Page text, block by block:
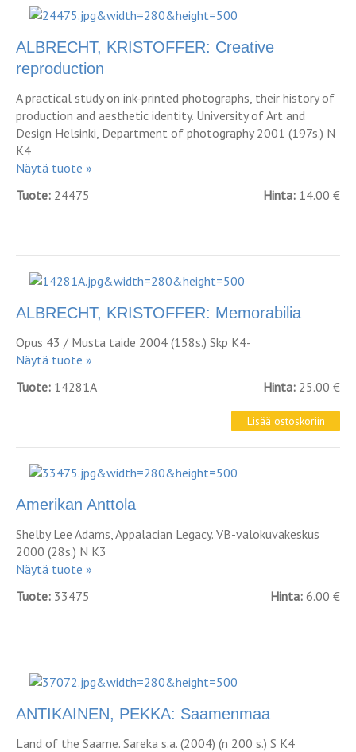
ALBRECHT, KRISTOFFER: Creative
reproduction
A practical study on ink-printed photographs, their history of
production and aesthetic identity. University of Art and
Design Helsinki, Department of photography 2001 (197s.) N
K4
Näytä tuote »
Tuote: 24475 Hinta: 14.00 €
ALBRECHT, KRISTOFFER: Memorabilia
Opus 43 / Musta taide 2004 (158s.) Skp K4-
Näytä tuote »
Tuote: 14281A Hinta: 25.00 €
Amerikan Anttola
Shelby Lee Adams, Appalacian Legacy. VB-valokuvakeskus
2000 (28s.) N K3
Näytä tuote »
Tuote: 33475 Hinta: 6.00 €
ANTIKAINEN, PEKKA: Saamenmaa
Land of the Saame. Sareka s.a. (2004) (n 200 s.) S K4